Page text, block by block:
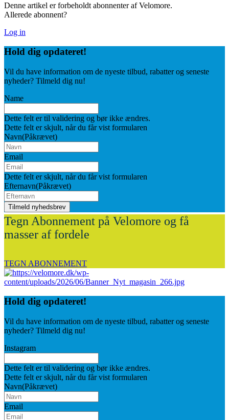
Denne artikel er forbeholdt abonnenter af Velomore.
Allerede abonnent?
Log in
Hold dig opdateret!
Vil du have information om de nyeste tilbud, rabatter og seneste
nyheder? Tilmeld dig nu!
Name
Dette felt er til validering og bør ikke ændres.
Dette felt er skjult, når du får vist formularen
Navn(Påkrævet)
Email
Dette felt er skjult, når du får vist formularen
Efternavn(Påkrævet)
Tegn Abonnement på Velomore og få
masser af fordele
TEGN ABONNEMENT
Hold dig opdateret!
Vil du have information om de nyeste tilbud, rabatter og seneste
nyheder? Tilmeld dig nu!
Instagram
Dette felt er til validering og bør ikke ændres.
Dette felt er skjult, når du får vist formularen
Navn(Påkrævet)
Email